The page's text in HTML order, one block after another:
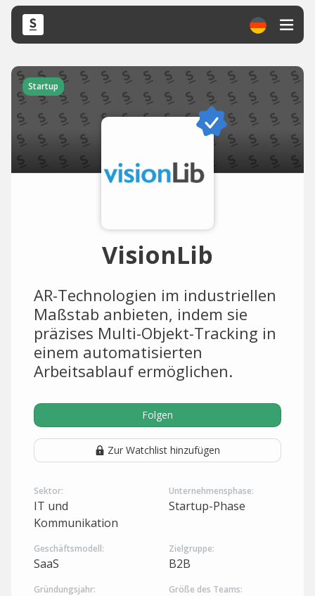
Startup
VisionLib
AR-Technologien im industriellen
Maßstab anbieten, indem sie
präzises Multi-Objekt-Tracking in
einem automatisierten
Arbeitsablauf ermöglichen.
Folgen
Zur Watchlist hinzufügen
Sektor:
IT und
Kommunikation
Unternehmensphase:
Startup-Phase
Geschäftsmodell:
SaaS
Zielgruppe:
B2B
Gründungsjahr: Größe des Teams: